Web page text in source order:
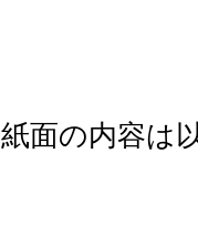
紙面の内容は